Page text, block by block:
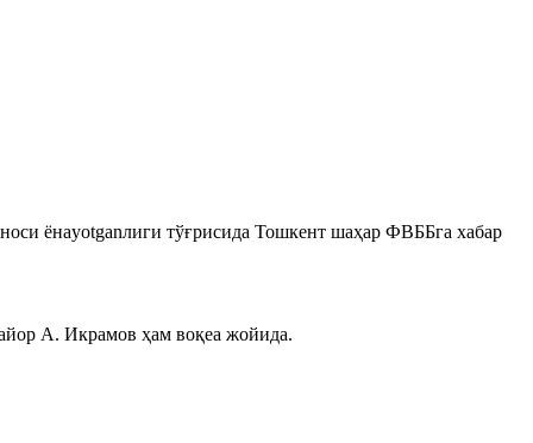
ёнayotganлиги тўғрисида Тошкент шаҳар ФВББга хабар
А. Икрамов ҳам воқеа жойида.